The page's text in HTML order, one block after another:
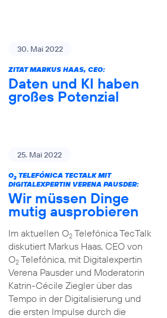
30. Mai 2022
ZITAT MARKUS HAAS, CEO:
Daten und KI haben
großes Potenzial
25. Mai 2022
O2TELEFÓNICA TECTALK MIT
DIGITALEXPERTIN VERENA PAUSDER:
Wir müssen Dinge
mutig ausprobieren
Im aktuellen O2Telefónica TecTalk
diskutiert Markus Haas, CEO von
O2Telefónica, mit Digitalexpertin
Verena Pausder und Moderatorin
Katrin-Cécile Ziegler über das
Tempo in der Digitalisierung und
die ersten Impulse durch die